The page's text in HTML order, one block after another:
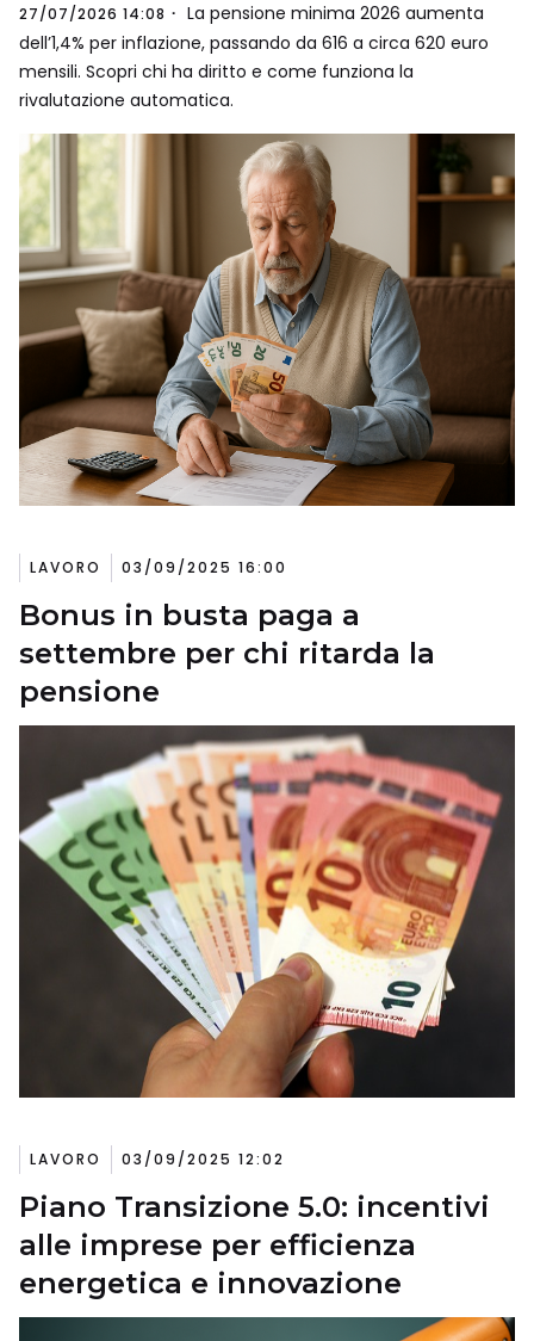
27/07/2026 14:08
La pensione minima 2026 aumenta
dell’1,4% per inflazione, passando da 616 a circa 620 euro
mensili. Scopri chi ha diritto e come funziona la
rivalutazione automatica.
LAVORO 03/09/2025 16:00
Bonus in busta paga a
settembre per chi ritarda la
pensione
LAVORO 03/09/2025 12:02
Piano Transizione 5.0: incentivi
alle imprese per efficienza
energetica e innovazione